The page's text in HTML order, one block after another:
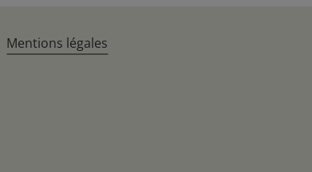
Mentions légales